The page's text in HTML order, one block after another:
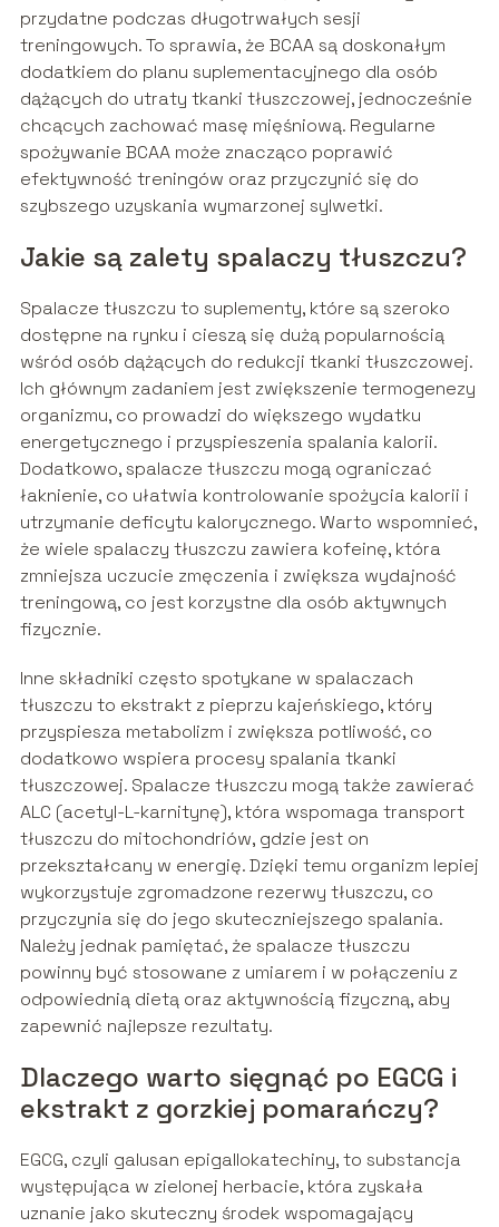
przydatne podczas długotrwałych sesji
treningowych. To sprawia, że BCAA są doskonałym
dodatkiem do planu suplementacyjnego dla osób
dążących do utraty tkanki tłuszczowej, jednocześnie
chcących zachować masę mięśniową. Regularne
spożywanie BCAA może znacząco poprawić
efektywność treningów oraz przyczynić się do
szybszego uzyskania wymarzonej sylwetki.
Jakie są zalety spalaczy tłuszczu?
Spalacze tłuszczu to suplementy, które są szeroko
dostępne na rynku i cieszą się dużą popularnością
wśród osób dążących do redukcji tkanki tłuszczowej.
Ich głównym zadaniem jest zwiększenie termogenezy
organizmu, co prowadzi do większego wydatku
energetycznego i przyspieszenia spalania kalorii.
Dodatkowo, spalacze tłuszczu mogą ograniczać
łaknienie, co ułatwia kontrolowanie spożycia kalorii i
utrzymanie deficytu kalorycznego. Warto wspomnieć,
że wiele spalaczy tłuszczu zawiera kofeinę, która
zmniejsza uczucie zmęczenia i zwiększa wydajność
treningową, co jest korzystne dla osób aktywnych
fizycznie.
Inne składniki często spotykane w spalaczach
tłuszczu to ekstrakt z pieprzu kajeńskiego, który
przyspiesza metabolizm i zwiększa potliwość, co
dodatkowo wspiera procesy spalania tkanki
tłuszczowej. Spalacze tłuszczu mogą także zawierać
ALC (acetyl-L-karnitynę), która wspomaga transport
tłuszczu do mitochondriów, gdzie jest on
przekształcany w energię. Dzięki temu organizm lepiej
wykorzystuje zgromadzone rezerwy tłuszczu, co
przyczynia się do jego skuteczniejszego spalania.
Należy jednak pamiętać, że spalacze tłuszczu
powinny być stosowane z umiarem i w połączeniu z
odpowiednią dietą oraz aktywnością fizyczną, aby
zapewnić najlepsze rezultaty.
Dlaczego warto sięgnąć po EGCG i
ekstrakt z gorzkiej pomarańczy?
EGCG, czyli galusan epigallokatechiny, to substancja
występująca w zielonej herbacie, która zyskała
uznanie jako skuteczny środek wspomagający